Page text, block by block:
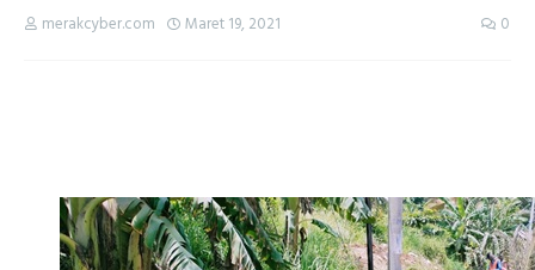
merakcyber.com Maret 19, 2021 0